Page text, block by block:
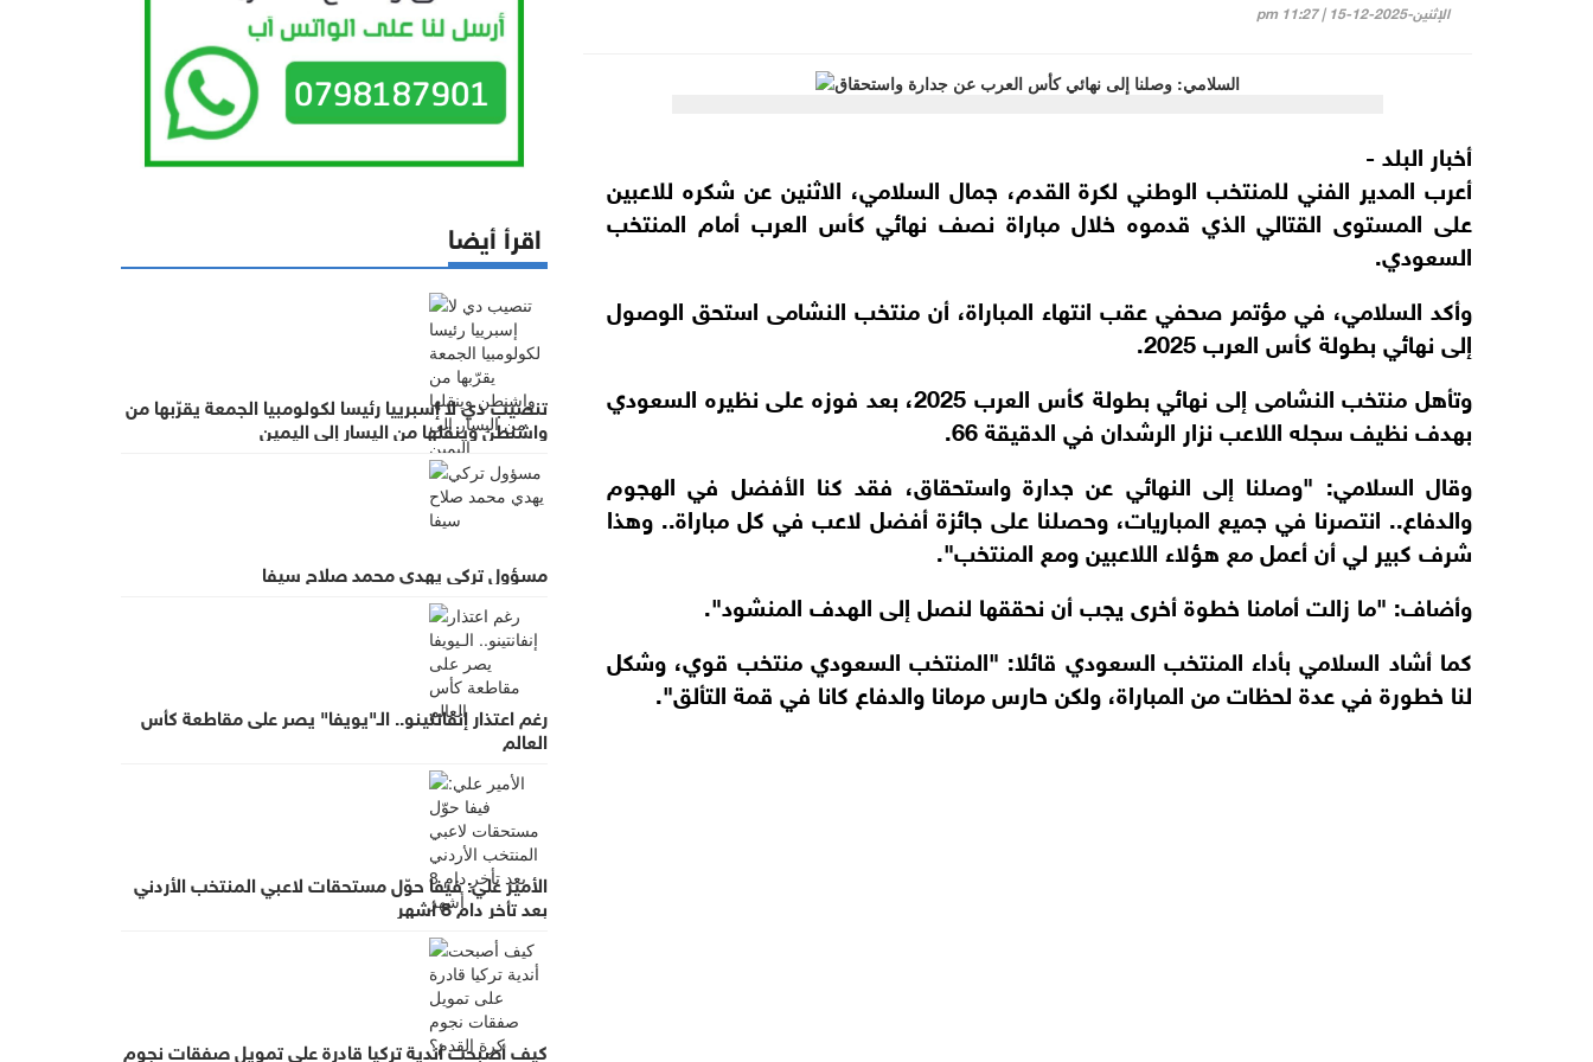
الإثنين-2025-12-15 | 11:27 pm
أخبار البلد -
أعرب المدير الفني للمنتخب الوطني لكرة القدم، جمال السلامي، الاثنين عن شكره للاعبين
على المستوى القتالي الذي قدموه خلال مباراة نصف نهائي كأس العرب أمام المنتخب
السعودي.
وأكد السلامي، في مؤتمر صحفي عقب انتهاء المباراة، أن منتخب النشامى استحق الوصول
إلى نهائي بطولة كأس العرب 2025.
وتأهل منتخب النشامى إلى نهائي بطولة كأس العرب 2025، بعد فوزه على نظيره السعودي
بهدف نظيف سجله اللاعب نزار الرشدان في الدقيقة 66.
وقال السلامي: "وصلنا إلى النهائي عن جدارة واستحقاق، فقد كنا الأفضل في الهجوم
والدفاع.. انتصرنا في جميع المباريات، وحصلنا على جائزة أفضل لاعب في كل مباراة.. وهذا
شرف كبير لي أن أعمل مع هؤلاء اللاعبين ومع المنتخب".
وأضاف: "ما زالت أمامنا خطوة أخرى يجب أن نحققها لنصل إلى الهدف المنشود".
كما أشاد السلامي بأداء المنتخب السعودي قائلا: "المنتخب السعودي منتخب قوي، وشكل
لنا خطورة في عدة لحظات من المباراة، ولكن حارس مرمانا والدفاع كانا في قمة التألق".
اقرأ أيضا
تنصيب دي لا إسبرييا رئيسا لكولومبيا الجمعة يقرّبها من
واشنطن وينقلها من اليسار إلى اليمين
مسؤول تركي يهدي محمد صلاح سيفا
رغم اعتذار إنفانتينو.. الـ"يويفا" يصر على مقاطعة كأس
العالم
الأمير علي: فيفا حوّل مستحقات لاعبي المنتخب الأردني
بعد تأخر دام 8 أشهر
كيف أصبحت أندية تركيا قادرة على تمويل صفقات نجوم